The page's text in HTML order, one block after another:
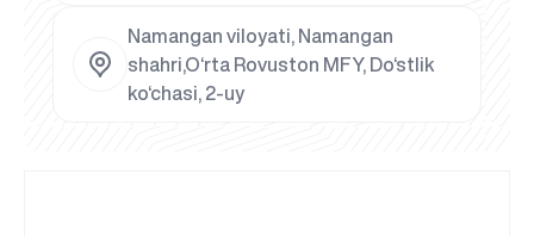
Namangan viloyati, Namangan
shahri,O‘rta Rovuston MFY, Do‘stlik
ko‘chasi, 2-uy